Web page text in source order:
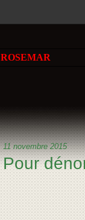
ROSEMAR
11 novembre 2015
Pour